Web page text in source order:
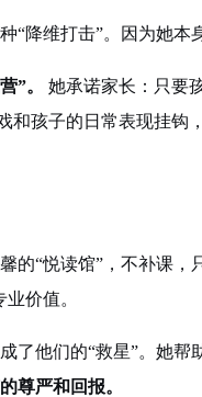
“降维打击”。因为她
”。
她承诺家长：只要
和孩子的日常表现挂钩
的“悦读馆”，不补课
价值。
了他们的“救星”。她帮
尊严和回报。